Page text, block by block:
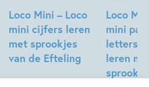
Loco Mini – Loco
mini cijfers leren
met sprookjes
van de Efteling
Loco
mini
letters
leren